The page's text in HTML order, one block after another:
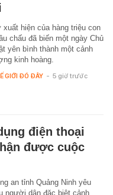
xuất hiện của hàng triệu con
chấu đã biến một ngày Chủ
yên bình thành một cảnh
kinh hoàng.
GIỚI ĐÓ ĐÂY - 5 giờ trước
điện thoại
được cuộc
an tỉnh Quảng Ninh yêu
người dân đặc biệt cảnh